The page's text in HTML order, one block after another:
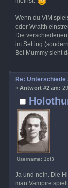
Wenn du VtM
oder Wraith
Die
im Setting
Bei Mummy sieht
Username: 1of3
Re: Unterschiede
« Antwort #2 am:
Ja und nein. Die
man Vampire